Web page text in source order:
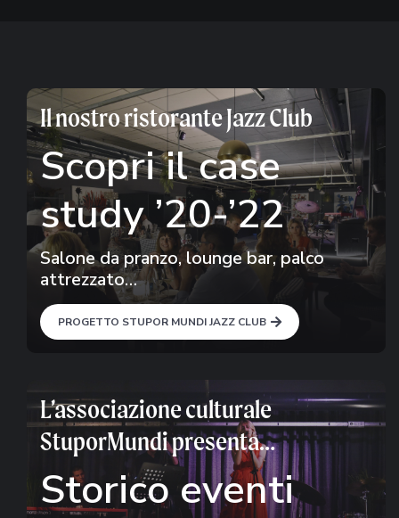
Il nostro ristorante Jazz Club
Scopri il case
study ’20-’22
Salone da pranzo, lounge bar, palco
attrezzato…
PROGETTO STUPOR MUNDI JAZZ CLUB
L’associazione culturale
StuporMundi presenta…
Storico eventi